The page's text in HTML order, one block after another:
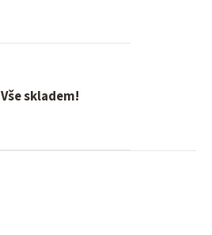
Vše skladem!